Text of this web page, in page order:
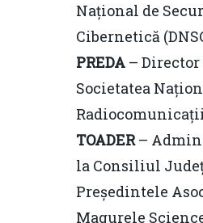
Național de
Cibernetică
PREDA – Director
Societatea
Radiocomunicații
TOADER–
la Consiliul
Președintele
Magurele